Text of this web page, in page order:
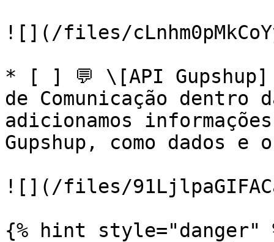
![](/files/
* [ ] 💬 \[API
de Comunicação
adicionamos
Gupshup, como dados
![](/files/
{% hint style="danger"